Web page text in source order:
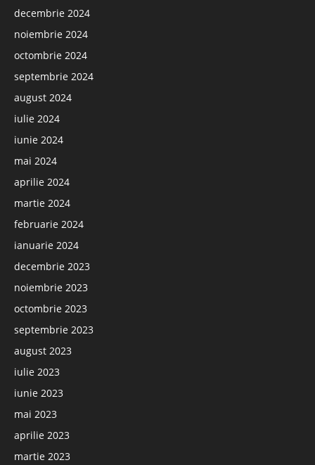
decembrie 2024
noiembrie 2024
octombrie 2024
septembrie 2024
august 2024
iulie 2024
iunie 2024
mai 2024
aprilie 2024
martie 2024
februarie 2024
ianuarie 2024
decembrie 2023
noiembrie 2023
octombrie 2023
septembrie 2023
august 2023
iulie 2023
iunie 2023
mai 2023
aprilie 2023
martie 2023